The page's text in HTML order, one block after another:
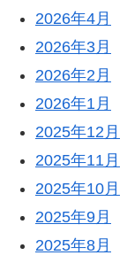
2026年4月
2026年3月
2026年2月
2026年1月
2025年12月
2025年11月
2025年10月
2025年9月
2025年8月